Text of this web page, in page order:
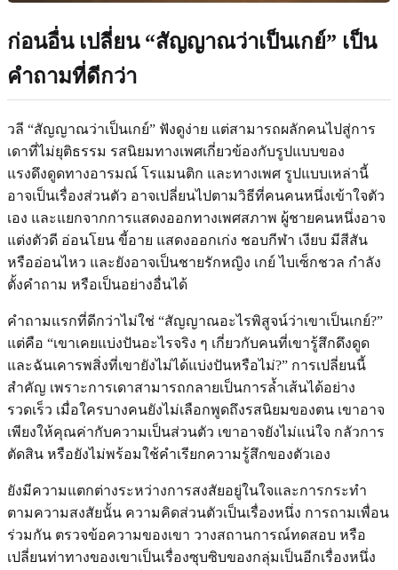
ก่อนอื่น เปลี่ยน “สัญญาณว่าเป็นเกย์” เป็น
คำถามที่ดีกว่า
วลี “สัญญาณว่าเป็นเกย์” ฟังดูง่าย แต่สามารถผลักคนไปสู่การ
เดาที่ไม่ยุติธรรม รสนิยมทางเพศเกี่ยวข้องกับรูปแบบของ
แรงดึงดูดทางอารมณ์ โรแมนติก และทางเพศ รูปแบบเหล่านี้
อาจเป็นเรื่องส่วนตัว อาจเปลี่ยนไปตามวิธีที่คนคนหนึ่งเข้าใจตัว
เอง และแยกจากการแสดงออกทางเพศสภาพ ผู้ชายคนหนึ่งอาจ
แต่งตัวดี อ่อนโยน ขี้อาย แสดงออกเก่ง ชอบกีฬา เงียบ มีสีสัน
หรืออ่อนไหว และยังอาจเป็นชายรักหญิง เกย์ ไบเซ็กชวล กำลัง
ตั้งคำถาม หรือเป็นอย่างอื่นได้
คำถามแรกที่ดีกว่าไม่ใช่ “สัญญาณอะไรพิสูจน์ว่าเขาเป็นเกย์?”
แต่คือ “เขาเคยแบ่งปันอะไรจริง ๆ เกี่ยวกับคนที่เขารู้สึกดึงดูด
และฉันเคารพสิ่งที่เขายังไม่ได้แบ่งปันหรือไม่?” การเปลี่ยนนี้
สำคัญ เพราะการเดาสามารถกลายเป็นการล้ำเส้นได้อย่าง
รวดเร็ว เมื่อใครบางคนยังไม่เลือกพูดถึงรสนิยมของตน เขาอาจ
เพียงให้คุณค่ากับความเป็นส่วนตัว เขาอาจยังไม่แน่ใจ กลัวการ
ตัดสิน หรือยังไม่พร้อมใช้คำเรียกความรู้สึกของตัวเอง
ยังมีความแตกต่างระหว่างการสงสัยอยู่ในใจและการกระทำ
ตามความสงสัยนั้น ความคิดส่วนตัวเป็นเรื่องหนึ่ง การถามเพื่อน
ร่วมกัน ตรวจข้อความของเขา วางสถานการณ์ทดสอบ หรือ
เปลี่ยนท่าทางของเขาเป็นเรื่องซุบซิบของกลุ่มเป็นอีกเรื่องหนึ่ง